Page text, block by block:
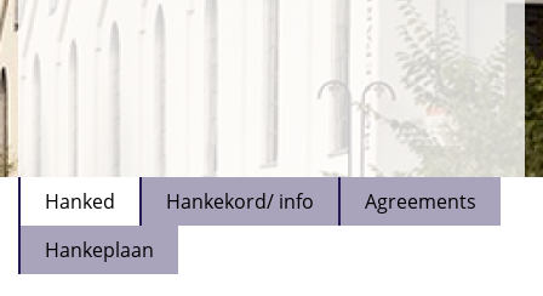
Hanked Hankekord/ info
Agreements
Hankeplaan